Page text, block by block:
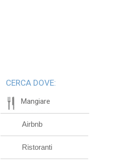
CERCA DOVE:
Mangiare
Airbnb
Ristoranti